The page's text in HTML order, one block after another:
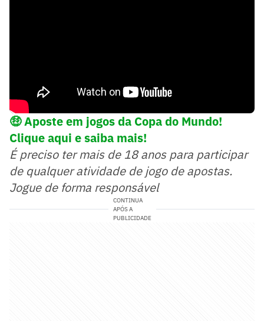
🤑Aposte em jogos da Copa do Mundo!
Clique aqui e saiba mais!
É preciso ter mais de 18 anos para participar
de qualquer atividade de jogo de apostas.
Jogue de forma responsável
CONTINUA
APÓS A
PUBLICIDADE